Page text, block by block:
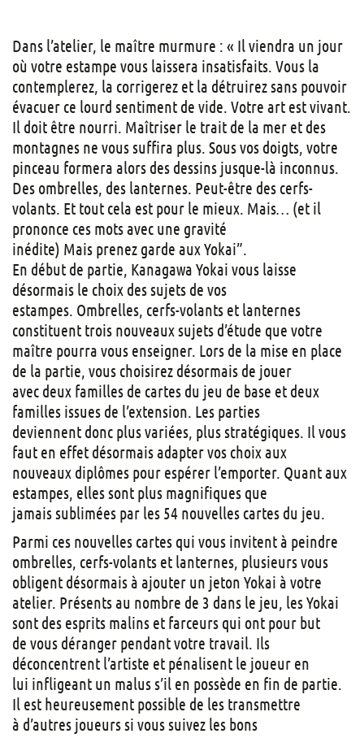
Dans l’atelier, le maître murmure : « Il viendra un jour
où votre estampe vous laissera insatisfaits. Vous la
contemplerez, la corrigerez et la détruirez sans pouvoir
évacuer ce lourd sentiment de vide. Votre art est vivant.
Il doit être nourri. Maîtriser le trait de la mer et des
montagnes ne vous suffira plus. Sous vos doigts, votre
pinceau formera alors des dessins jusque-là inconnus.
Des ombrelles, des lanternes. Peut-être des cerfs-
volants. Et tout cela est pour le mieux. Mais… (et il
prononce ces mots avec une gravité
inédite) Mais prenez garde aux Yokai”.
En début de partie, Kanagawa Yokai vous laisse
désormais le choix des sujets de vos
estampes. Ombrelles, cerfs-volants et lanternes
constituent trois nouveaux sujets d’étude que votre
maître pourra vous enseigner. Lors de la mise en place
de la partie, vous choisirez désormais de jouer
avec deux familles de cartes du jeu de base et deux
familles issues de l’extension. Les parties
deviennent donc plus variées, plus stratégiques. Il vous
faut en effet désormais adapter vos choix aux
nouveaux diplômes pour espérer l’emporter. Quant aux
estampes, elles sont plus magnifiques que
jamais sublimées par les 54 nouvelles cartes du jeu.
Parmi ces nouvelles cartes qui vous invitent à peindre
ombrelles, cerfs-volants et lanternes, plusieurs vous
obligent désormais à ajouter un jeton Yokai à votre
atelier. Présents au nombre de 3 dans le jeu, les Yokai
sont des esprits malins et farceurs qui ont pour but
de vous déranger pendant votre travail. Ils
déconcentrent l’artiste et pénalisent le joueur en
lui infligeant un malus s’il en possède en fin de partie.
Il est heureusement possible de les transmettre
à d’autres joueurs si vous suivez les bons